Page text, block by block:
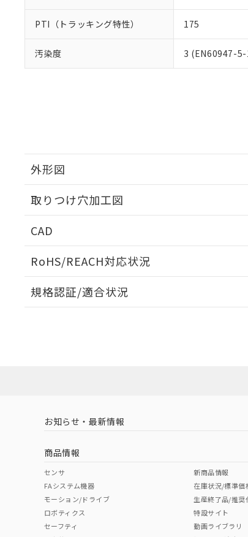
PTI（トラッキング特性） 175
汚染度 3 (EN60947-5-
外形図
取りつけ穴加工図
CAD
RoHS/REACH対応状況
EU RoHS 注意事項・凡例
中国 RoHS 注意事項・凡例
中国 RoHS表
Pb Hg
規格認証/適合状況
（イギリス
（ノルウェー
お知らせ・最新情報
商品情報
センサ
FAシステム機器
モーション/ドライブ
ロボティクス
セーフティ
新商品情報
在庫状況/標準価
生産終了品/推奨
特設サイト
動画ライブラリ